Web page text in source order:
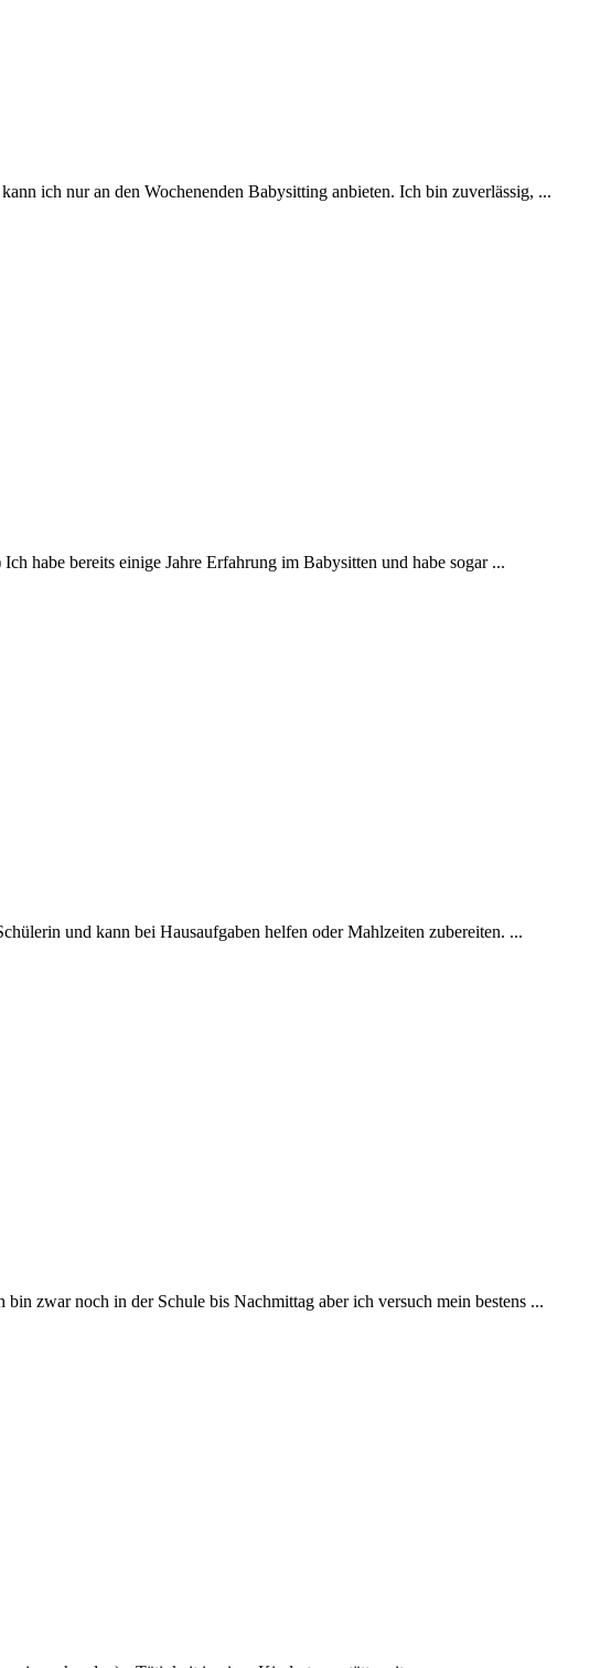
ich nur an den Wochenenden Babysitting anbieten. Ich bin zuverlässig, ...
habe bereits einige Jahre Erfahrung im Babysitten und habe sogar ...
und kann bei Hausaufgaben helfen oder Mahlzeiten zubereiten. ...
zwar noch in der Schule bis Nachmittag aber ich versuch mein bestens ...